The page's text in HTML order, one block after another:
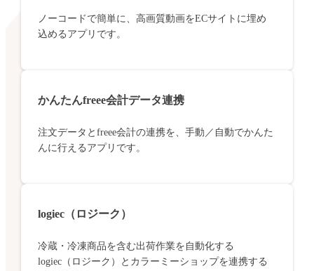
ノーコードで簡単に、高画質動画をECサイトに埋め
込めるアプリです。
かんたんfreee会計データ連携
注文データとfreee会計の連携を、手動／自動でかんた
んに行えるアプリです。
logiec（ロジーク）
冷蔵・冷凍商品を含む出荷作業を自動化する
logiec（ロジーク）とカラーミーショップを連携する